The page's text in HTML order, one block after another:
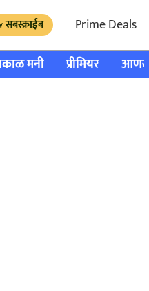
सबस्क्राईब Prime Deals
मनी प्रीमियर आणखी